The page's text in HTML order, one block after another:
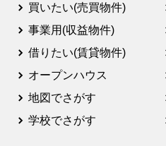
買いたい(売買物件)
事業用(収益物件)
借りたい(賃貸物件)
オープンハウス
地図でさがす
学校でさがす